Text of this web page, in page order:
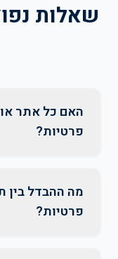
שאלות
האם כל אתר או
פרטיות?
מה ההבדל בין
פרטיות?